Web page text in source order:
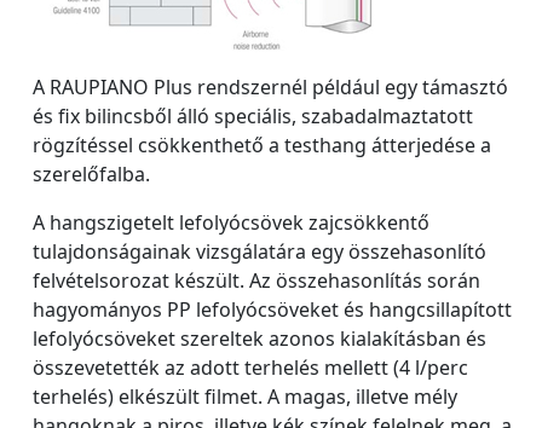
A RAUPIANO Plus rendszernél például egy támasztó
és fix bilincsből álló speciális, szabadalmaztatott
rögzítéssel csökkenthető a testhang átterjedése a
szerelőfalba.
A hangszigetelt lefolyócsövek zajcsökkentő
tulajdonságainak vizsgálatára egy összehasonlító
felvételsorozat készült. Az összehasonlítás során
hagyományos PP lefolyócsöveket és hangcsillapított
lefolyócsöveket szereltek azonos kialakításban és
összevetették az adott terhelés mellett (4 l/perc
terhelés) elkészült filmet. A magas, illetve mély